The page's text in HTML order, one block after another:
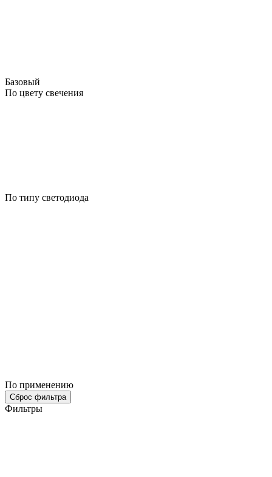
Базовый
По цвету свечения
По типу светодиода
По применению
Сброс фильтра
Фильтры